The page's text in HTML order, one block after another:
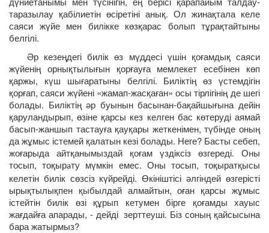
таразылау қабілиетін өсіретіні анық. Ол жинақтала келе
саяси жүйе мен билікке көзқарас болып тұрақтайтыны
белгілі.
Әр кезеңдегі билік өз мүддесі үшін қоғамдық саяси
жүйенің орнықтылығын қорғауға мемлекет есебінен көп
қаржы, күш шығаратыны белгілі. Биліктің өз үстемдігін
қорғап, саяси жүйені «жамап-жасқаған» осы тірлігінің де шегі
болады. Биліктің әр буынын басынан-бақайшығына дейін
қаруландырып, өзіне қарсы кез келген бас көтеруді аямай
басып-жаншып тастауға қауқары жеткенімен, түбінде оның
да жұмыс істемей қалатын кезі болады. Неге? Басты себеп,
жоғарыда айтқанымыздай қоғам үздіксіз өзгереді. Оны
тосып, тоқырату мүмкін емес. Оны тосып, тоқыратқысы
келетін билік сөзсіз күйрейді. Өкініштісі әлгіндей өзгерісті
ырықтылықпен қыбылдай алмайтын, оған қарсы жұмыс
істейтін билік өзі құрып кетумен бірге қоғамды хауыс
жағдайға апарады, - дейді зерттеуші. Біз соның қайсысына
бара жатырмыз?